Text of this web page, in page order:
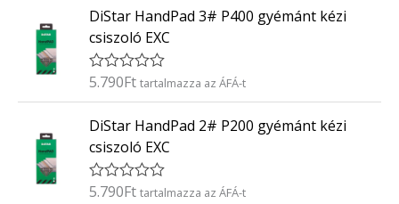
/
5
é
e
l
s
:
/
5
DiStar HandPad 3# P400 gyémánt kézi
csiszoló EXC
É
é
e
l
é
s
5.790Ft tartalmazza az ÁFÁ-t
DiStar HandPad 2# P200 gyémánt kézi
csiszoló EXC
É
5.790Ft tartalmazza az ÁFÁ-t